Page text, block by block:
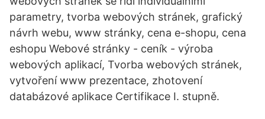
parametry, tvorba webových stránek, grafický
návrh webu, www stránky, cena e-shopu, cena
eshopu Webové stránky - ceník - výroba
webových aplikací, Tvorba webových stránek,
vytvoření www prezentace, zhotovení
databázové aplikace Certifikace I. stupně.